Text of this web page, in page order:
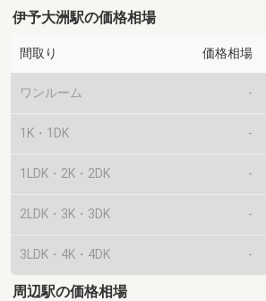
伊予大洲駅の価格相場
間取り 価格相場
ワンルーム -
1K・1DK -
1LDK・2K・2DK -
2LDK・3K・3DK -
3LDK・4K・4DK -
周辺駅の価格相場